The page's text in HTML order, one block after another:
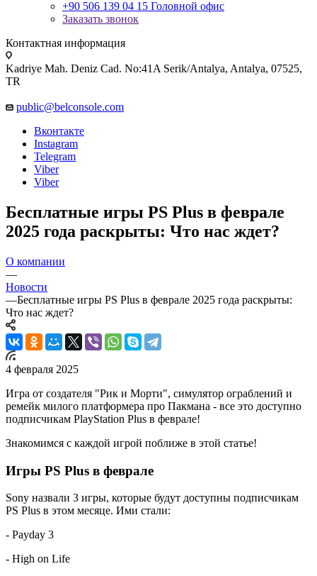
+90 506 139 04 15 Головной офис
Заказать звонок
Контактная информация
Kadriye Mah. Deniz Cad. No:41A Serik/Antalya, Antalya, 07525,
TR
public@belconsole.com
Вконтакте
Instagram
Telegram
Viber
Viber
Бесплатные игры PS Plus в феврале
2025 года раскрыты: Что нас ждет?
О компании
—
Новости
—Бесплатные игры PS Plus в феврале 2025 года раскрыты:
Что нас ждет?
4 февраля 2025
Игра от создателя "Рик и Морти", симулятор ограблений и
ремейк милого платформера про Пакмана - все это доступно
подписчикам PlayStation Plus в феврале!
Знакомимся с каждой игрой поближе в этой статье!
Игры PS Plus в феврале
Sony назвали 3 игры, которые будут доступны подписчикам
PS Plus в этом месяце. Ими стали:
- Payday 3
- High on Life